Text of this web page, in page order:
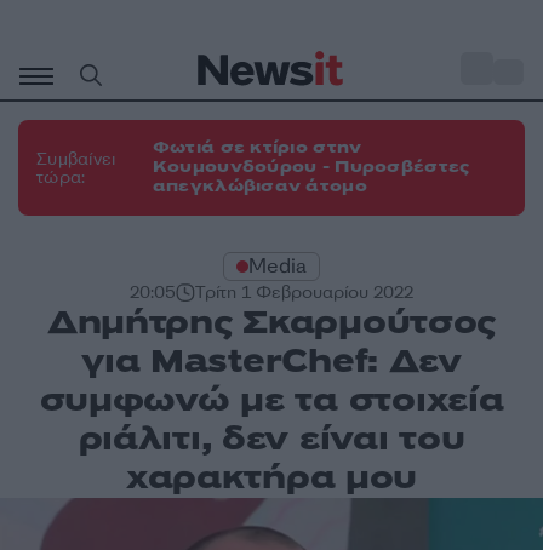
περιεχόμενο
Συμβαίνει
τώρα:
Φωτιά σε κτίριο στην
Κουμουνδούρου - Πυροσβέστες
απεγκλώβισαν άτομο
Media
20:05 Τρίτη 1 Φεβρουαρίου 2022
Δημήτρης Σκαρμούτσος
για MasterChef: Δεν
συμφωνώ με τα στοιχεία
ριάλιτι, δεν είναι του
χαρακτήρα μου